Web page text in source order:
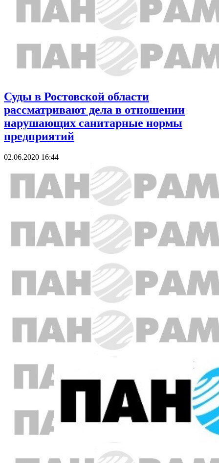
Суды в Ростовской области
рассматривают дела в отношении
нарушающих санитарные нормы
предприятий
02.06.2020 16:44